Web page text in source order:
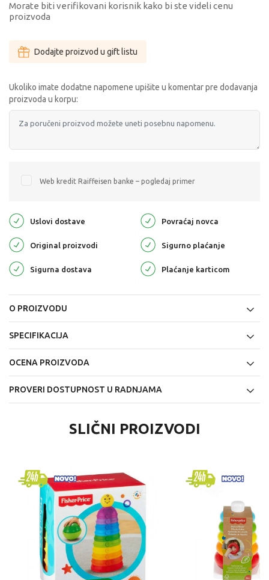
Morate biti verifikovani korisnik kako bi ste videli cenu
proizvoda
Dodajte proizvod u gift listu
Ukoliko imate dodatne napomene upišite u komentar pre dodavanja
proizvoda u korpu:
Web kredit Raiffeisen banke – pogledaj primer
Uslovi dostave Povraćaj novca
Original proizvodi Sigurno plaćanje
Sigurna dostava Plaćanje karticom
O PROIZVODU
SPECIFIKACIJA
OCENA PROIZVODA
PROVERI DOSTUPNOST U RADNJAMA
SLIČNI PROIZVODI